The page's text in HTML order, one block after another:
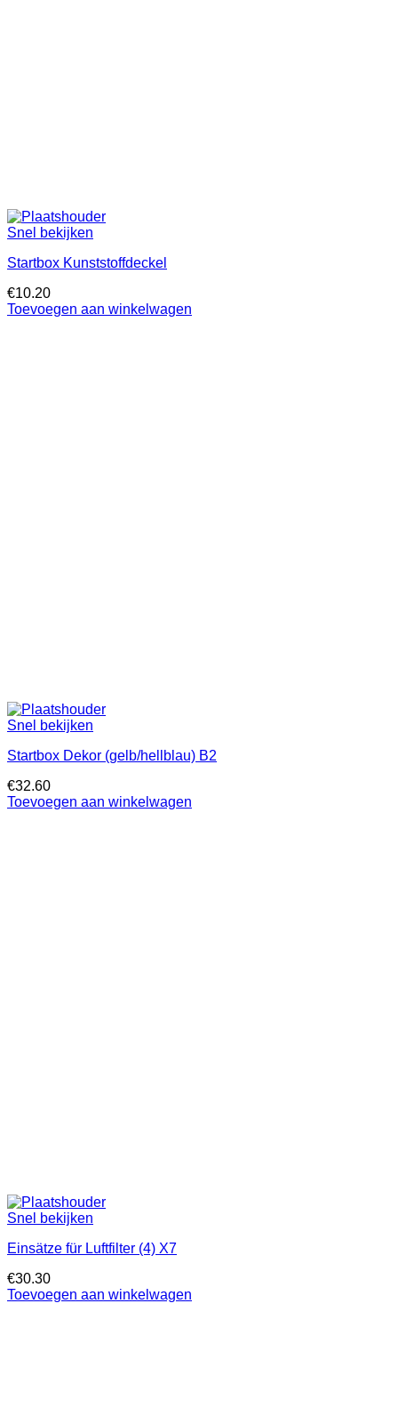
Snel bekijken
Startbox Kunststoffdeckel
€10.20
Toevoegen aan winkelwagen
Snel bekijken
Startbox Dekor (gelb/hellblau) B2
€32.60
Toevoegen aan winkelwagen
Snel bekijken
Einsätze für Luftfilter (4) X7
€30.30
Toevoegen aan winkelwagen